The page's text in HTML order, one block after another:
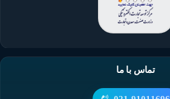
تماس با ما